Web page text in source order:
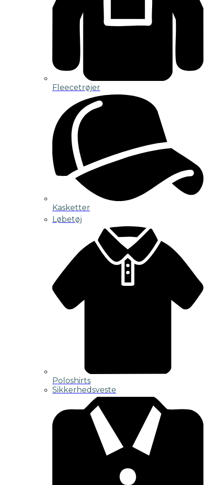
Fleecetrøjer
Kasketter
Løbetøj
Poloshirts
Sikkerhedsveste